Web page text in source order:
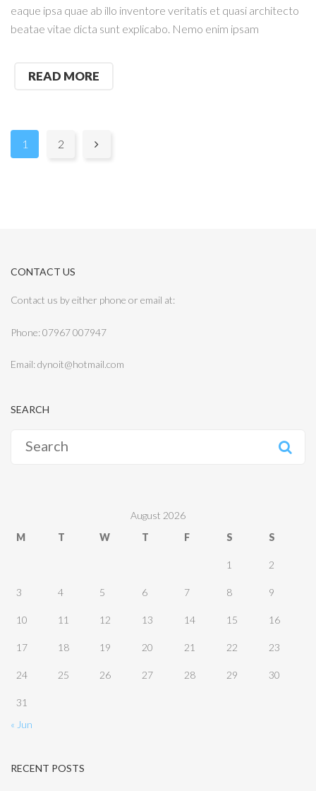
eaque ipsa quae ab illo inventore veritatis et quasi architecto
beatae vitae dicta sunt explicabo. Nemo enim ipsam
READ MORE
Pages:
1 2 
CONTACT US
Contact us by either phone or email at:
Phone: 07967 007947
Email: dynoit@hotmail.com
SEARCH
for:
August 2026
M
T W T F S S
1 2
3 4 5 6 7 8 9
10 11 12 13 14 15 16
17 18 19 20 21 22 23
24 25 26 27 28 29 30
31
« Jun
RECENT POSTS